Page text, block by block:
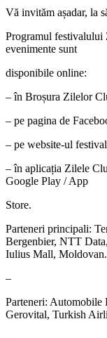
Vă invităm așadar, la
Programul
evenimente sunt
disponibile online:
– în Broșura Zilelor
– pe pagina de
– pe website-ul
– în aplicația Zilele
Google Play / App
Store.
Parteneri principali:
Bergenbier, NTT
Iulius Mall, Moldovan.
–
Parteneri: Automobile
Gerovital, Turkish